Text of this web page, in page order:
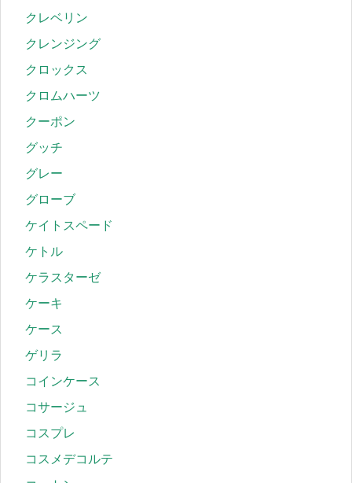
クレベリン
クレンジング
クロックス
クロムハーツ
クーポン
グッチ
グレー
グローブ
ケイトスペード
ケトル
ケラスターゼ
ケーキ
ケース
ゲリラ
コインケース
コサージュ
コスプレ
コスメデコルテ